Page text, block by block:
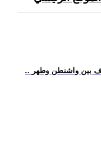
بين واشنطن وطهر